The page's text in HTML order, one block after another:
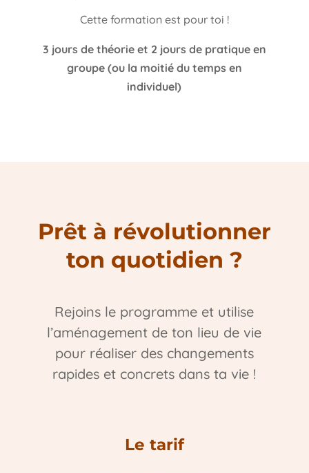
Cette formation est pour toi !
3 jours de théorie et 2 jours de pratique en
groupe (ou la moitié du temps en
individuel)
Prêt à révolutionner
ton quotidien ?
Rejoins le programme et utilise
l’aménagement de ton lieu de vie
pour réaliser des changements
rapides et concrets dans ta vie !
Le tarif